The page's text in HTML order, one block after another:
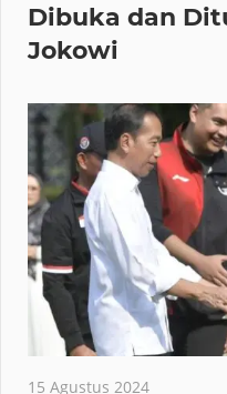
Dibuka dan
Jokowi
15 Agustus 2024